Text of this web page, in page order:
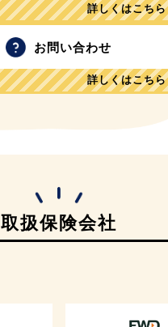
詳しくはこちら
お問い合わせ
詳しくはこちら
取扱保険会社